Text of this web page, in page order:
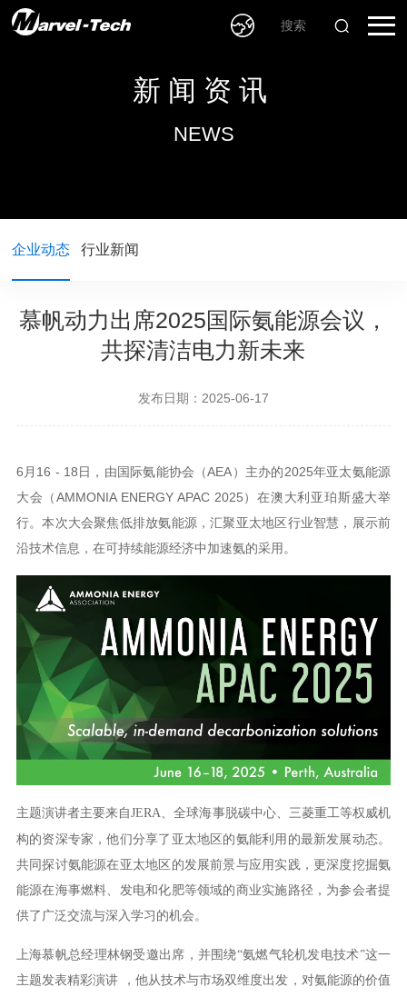
新闻资讯
NEWS
企业动态 行业新闻
慕帆动力出席2025国际氨能源会议，
共探清洁电力新未来
发布日期：2025-06-17
6月16 - 18日，由国际氨能协会（AEA）主办的2025年亚太氨能源
大会（AMMONIA ENERGY APAC 2025）在澳大利亚珀斯盛大举
行。本次大会聚焦低排放氨能源，汇聚亚太地区行业智慧，展示前
沿技术信息，在可持续能源经济中加速氨的采用。
主题演讲者主要来自JERA、全球海事脱碳中心、 三菱重工等权威机
构的资深专家，他们分享了亚太地区的氨能利用的最新发展动态。
共同探讨氨能源在亚太地区的发展前景与应用实践，更深度挖掘氨
能源在海事燃料、发电和化肥等领域的商业实施路径，为参会者提
供了广泛交流与深入学习的机会。
上海慕帆总经理林钢受邀出席，并围绕“氨燃气轮机发电技术”这一
主题发表精彩演讲 ，他从技术与市场双维度出发，对氨能源的价值